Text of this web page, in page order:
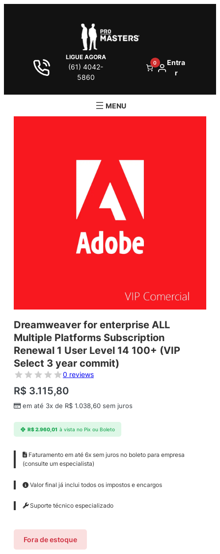
LIGUE AGORA
(61) 4042-
5860
0
Entra
r
Dreamweaver for enterprise ALL
Multiple Platforms Subscription
Renewal 1 User Level 14 100+ (VIP
Select 3 year commit)
0 reviews
R$ 3.115,80
em até 3x de R$ 1.038,60 sem juros
R$2.960,01 à vista no Pix ou Boleto
Faturamento em até 6x sem juros no boleto para empresa
(consulte um especialista)
Valor final já inclui todos os impostos e encargos
Suporte técnico especializado
Fora de estoque